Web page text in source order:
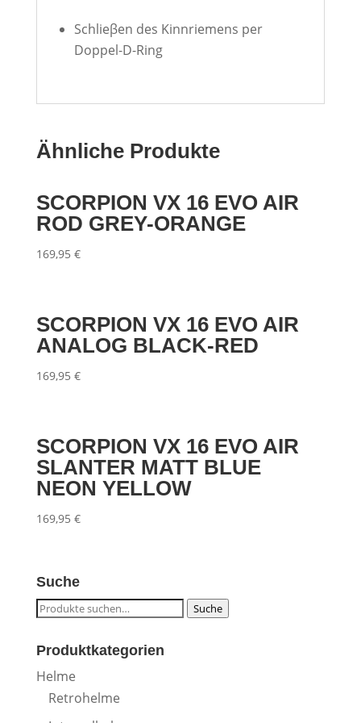
Schlieβen des Kinnriemens per
Doppel-D-Ring
Ähnliche Produkte
SCORPION VX 16 EVO AIR
ROD GREY-ORANGE
169,95 €
SCORPION VX 16 EVO AIR
ANALOG BLACK-RED
169,95 €
SCORPION VX 16 EVO AIR
SLANTER MATT BLUE
NEON YELLOW
169,95 €
Suche
Suche
Suche
Produktkategorien
Helme
Retrohelme